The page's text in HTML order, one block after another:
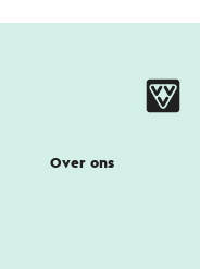
Over ons